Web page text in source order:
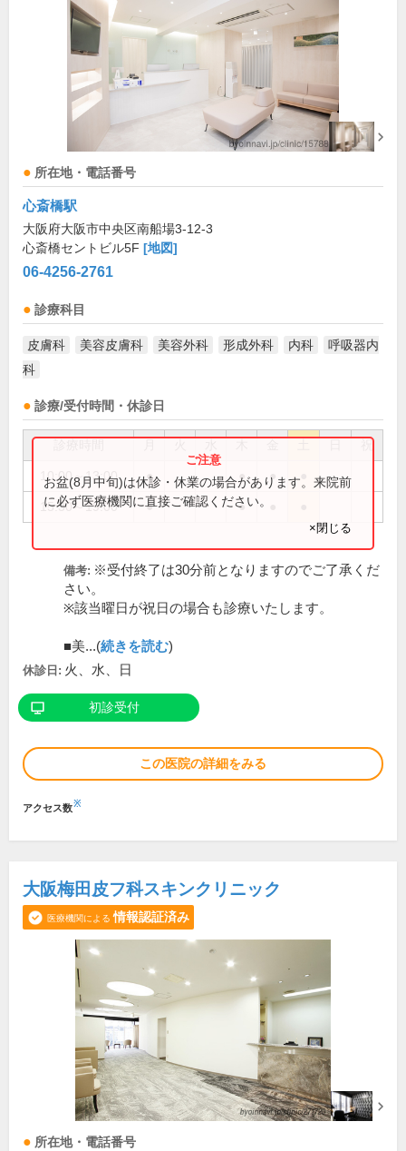
所在地・電話番号
心斎橋駅
大阪府大阪市中央区南船場3-12-3
心斎橋セントビル5F [地図]
06-4256-2761
診療科目
皮膚科 美容皮膚科 美容外科 形成外科 内科
呼吸器内
科
診療/受付時間・休診日
祝
10:00～13:00 ● ● ●
15:30～19:00 ● ●
お盆(8月中旬)は休診・休業の場合があります。来院前
に必ず医療機関に直接ご確認ください。
×閉じる
備考: ※受付終了は30分前となりますのでご了承くだ
さい。
※該当曜日が祝日の場合も診療いたします。
■美...(続きを読む)
休診日: 火、水、日
初診受付
この医院の詳細をみる
アクセス数※
大阪梅田皮フ科スキンクリニック
医療機関による 情報認証済み
所在地・電話番号